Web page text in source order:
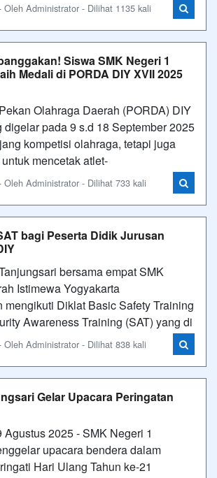
Oleh Administrator - Dilihat 1135 kali
Siswa SMK Negeri 1
Medali di PORDA DIY XVII 2025
Olahraga Daerah (PORDA) DIY
digelar pada 9 s.d 18 September 2025
kompetisi olahraga, tetapi juga
mencetak atlet-
Oleh Administrator - Dilihat 733 kali
bagi Peserta Didik Jurusan
bersama empat SMK
Istimewa Yogyakarta
mengikuti Diklat Basic Safety Training
Awareness Training (SAT) yang di
Oleh Administrator - Dilihat 838 kali
Gelar Upacara Peringatan
Agustus 2025 - SMK Negeri 1
upacara bendera dalam
Hari Ulang Tahun ke-21